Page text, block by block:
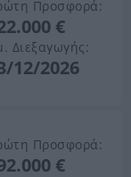
Προσφορά:
€
Διεξαγωγής:
12/2026
Προσφορά:
€